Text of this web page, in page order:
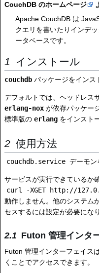
CouchDB のホームページ
Apache CouchDB は
クエリを書いたりインデ
ータベースです。
インストール
couchdb パッケージをインス
デフォルトでは、ヘッドレス
erlang-nox が依存パッケー
標準版の erlang をインスト
使用方法
couchdb.service デーモン
サービスが実行できているか
curl -XGET http://
動作しません。他のシステム
セスするには設定が必要にな
Futon 管理インタ
Futon 管理インターフェイス
くことでアクセスできます。